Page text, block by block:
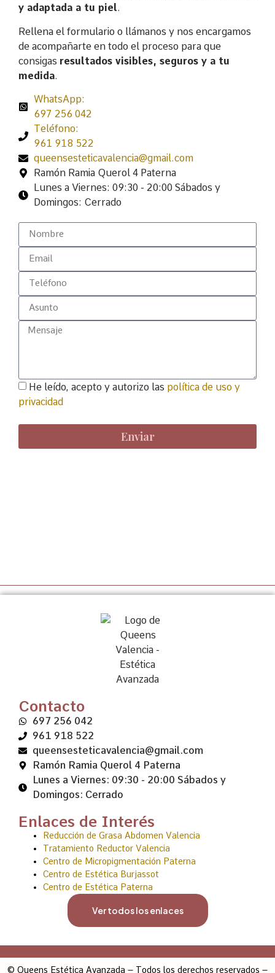
y adaptada a tu piel.
Rellena el formulario o llámanos y nos encargamos
de acompañarte en todo el proceso para que
consigas resultados visibles, seguros y a tu
medida.
WhatsApp:
697 256 042
Teléfono:
961 918 522
queensesteticavalencia@gmail.com
Ramón Ramia Querol 4 Paterna
Lunes a Viernes: 09:30 - 20:00 Sábados y
Domingos: Cerrado
He leído, acepto y autorizo las política de uso y
privacidad
Enviar
Contacto
697 256 042
961 918 522
queensesteticavalencia@gmail.com
Ramón Ramia Querol 4 Paterna
Lunes a Viernes: 09:30 - 20:00 Sábados y
Domingos: Cerrado
Enlaces de Interés
Reducción de Grasa Abdomen Valencia
Tratamiento Reductor Valencia
Centro de Micropigmentación Paterna
Centro de Estética Burjassot
Centro de Estética Paterna
Ver todos los enlaces
© Queens Estética Avanzada – Todos los derechos reservados –